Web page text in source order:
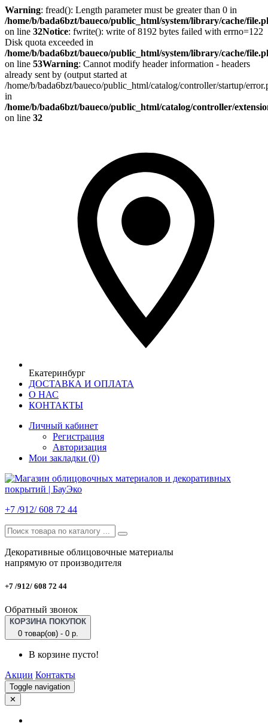
Warning: fread(): Length parameter must be greater than 0 in
/home/b/bada6bzt/baueco/public_html/system/library/cache/
on line 32Notice: fwrite(): write of 8192 bytes failed with errno=122
Disk quota exceeded in
/home/b/bada6bzt/baueco/public_html/system/library/cache/
on line 53Warning: Cannot modify header information - headers
already sent by (output started at
/home/b/bada6bzt/baueco/public_html/catalog/controller/startup/
in
/home/b/bada6bzt/baueco/public_html/catalog/controller/
on line 32
Екатеринбург
ДОСТАВКА И ОПЛАТА
О НАС
КОНТАКТЫ
Личный кабинет
Регистрация
Авторизация
Мои закладки (0)
+7 /912/ 608 72 44
Декоративные облицовочные материалы
напрямую от производителя
+7 /912/ 608 72 44
Обратный звонок
КОРЗИНА ПОКУПОК
0 товар(ов) - 0 р.
В корзине пусто!
Акции Контакты
Toggle navigation
✕